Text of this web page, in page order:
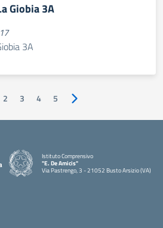
Giobia 3A
3A
2 3 4 5 Pagina successiva
Istituto Comprensivo
"E. De Amicis"
Via Pastrengo, 3 - 21052 Busto Arsizio (VA)